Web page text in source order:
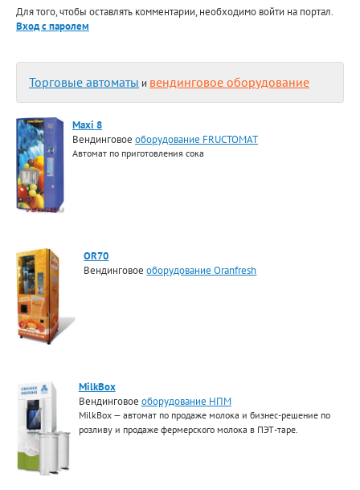
Для того, чтобы оставлять комментарии, необходимо войти на портал.
Вход с паролем
Торговые автоматы и вендинговое оборудование
Maxi 8
Вендинговое оборудование FRUCTOMAT
Автомат по приготовления сока
OR70
Вендинговоеоборудование Oranfresh
MilkBox
Вендинговое оборудование НПМ
MilkBox — автомат по продаже молока и бизнес-решение по
розливу и продаже фермерского молока в ПЭТ-таре.